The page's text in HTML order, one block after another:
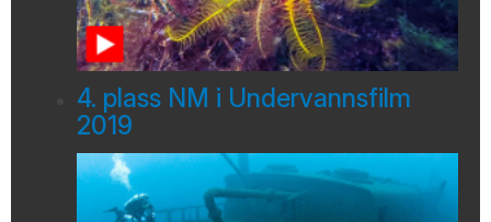
4. plass NM i Undervannsfilm
2019